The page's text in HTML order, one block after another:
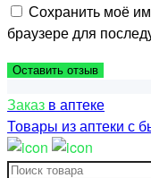
Сохранить моё
браузере для
Заказ в аптеке
Товары из аптеки с